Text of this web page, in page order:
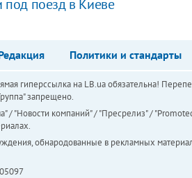
под поезд в Киеве
Политики и стандарты
гиперссылка на LB.ua обязательна!
запрещено.
"Новости компаний" / "Пресрелиз" /
обнародованные в рекламных